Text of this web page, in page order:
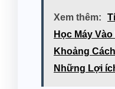
Xem thêm:
Học Máy
Khoảng
Những Lợi